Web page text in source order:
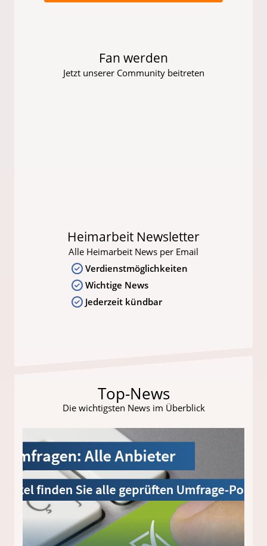
Fan werden
Jetzt unserer Community beitreten
Heimarbeit Newsletter
Alle Heimarbeit News per Email
Verdienstmöglichkeiten
Wichtige News
Jederzeit kündbar
Top-News
Die wichtigsten News im Überblick